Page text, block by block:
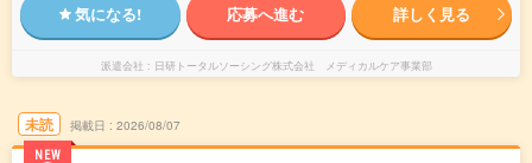
気になる! 応募へ進む 詳しく見る
派遣会社 日研トータルソーシング株式会社 メディカルケア事業部
未読
NEW
掲載日 2026/08/07